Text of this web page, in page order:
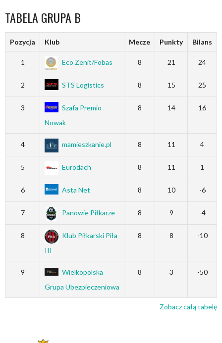
TABELA GRUPA B
Pozycja Klub Mecze Punkty Bilans
1 Eco Zenit/Fobas 8 21 24
2 STS Logistics 8 15 25
3
Szafa Premio
Nowak
8 14 16
4 mamieszkanie.pl 8 11 4
5 Eurodach 8 11 1
6 Asta Net 8 10 -6
7 Panowie Piłkarze 8 9 -4
8
Klub Piłkarski Piła
III
8 8 -10
9
Wielkopolska
Grupa Ubezpieczeniowa
8 3 -50
Zobacz całą tabelę